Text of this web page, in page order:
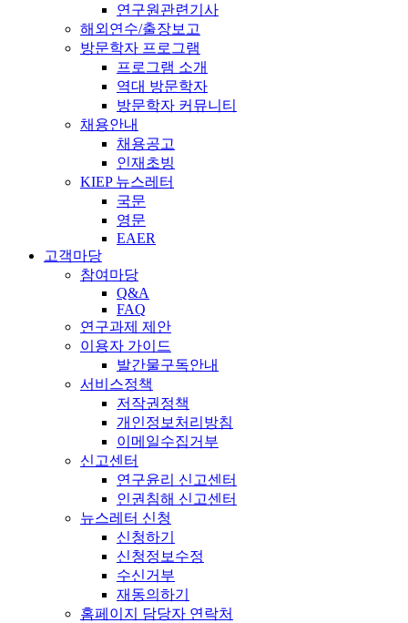
연구원관련기사
해외연수/출장보고
방문학자 프로그램
프로그램 소개
역대 방문학자
방문학자 커뮤니티
채용안내
채용공고
인재초빙
KIEP 뉴스레터
국문
영문
EAER
고객마당
참여마당
Q&A
FAQ
연구과제 제안
이용자 가이드
발간물구독안내
서비스정책
저작권정책
개인정보처리방침
이메일수집거부
신고센터
연구윤리 신고센터
인권침해 신고센터
뉴스레터 신청
신청하기
신청정보수정
수신거부
재동의하기
홈페이지 담당자 연락처